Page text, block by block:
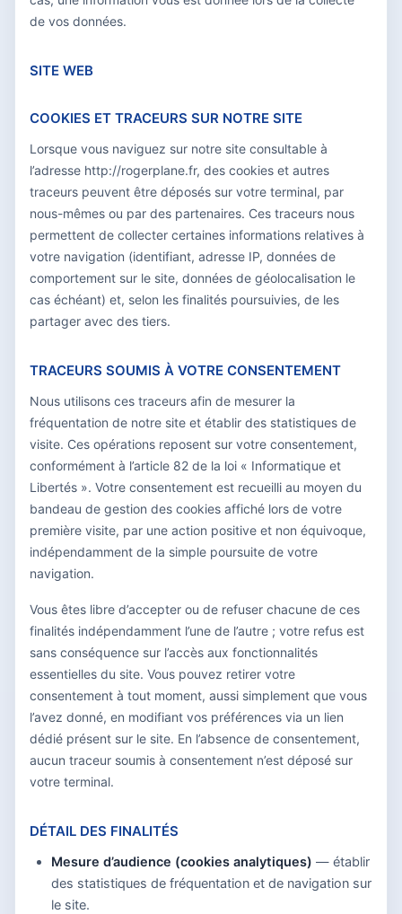
de vos données.
SITE WEB
COOKIES ET TRACEURS SUR NOTRE SITE
Lorsque vous naviguez sur notre site consultable à
l’adresse http://rogerplane.fr, des cookies et autres
traceurs peuvent être déposés sur votre terminal, par
nous-mêmes ou par des partenaires. Ces traceurs nous
permettent de collecter certaines informations relatives à
votre navigation (identifiant, adresse IP, données de
comportement sur le site, données de géolocalisation le
cas échéant) et, selon les finalités poursuivies, de les
partager avec des tiers.
TRACEURS SOUMIS À VOTRE CONSENTEMENT
Nous utilisons ces traceurs afin de mesurer la
fréquentation de notre site et établir des statistiques de
visite. Ces opérations reposent sur votre consentement,
conformément à l’article 82 de la loi « Informatique et
Libertés ». Votre consentement est recueilli au moyen du
bandeau de gestion des cookies affiché lors de votre
première visite, par une action positive et non équivoque,
indépendamment de la simple poursuite de votre
navigation.
Vous êtes libre d’accepter ou de refuser chacune de ces
finalités indépendamment l’une de l’autre ; votre refus est
sans conséquence sur l’accès aux fonctionnalités
essentielles du site. Vous pouvez retirer votre
consentement à tout moment, aussi simplement que vous
l’avez donné, en modifiant vos préférences via un lien
dédié présent sur le site. En l’absence de consentement,
aucun traceur soumis à consentement n’est déposé sur
votre terminal.
DÉTAIL DES FINALITÉS
Mesure d’audience (cookies analytiques) — établir
des statistiques de fréquentation et de navigation sur
le site.